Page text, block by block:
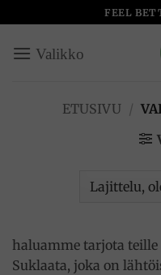
to
content
FEEL
ETUSIVU /
haluamme tarjota
Suklaata, joka on